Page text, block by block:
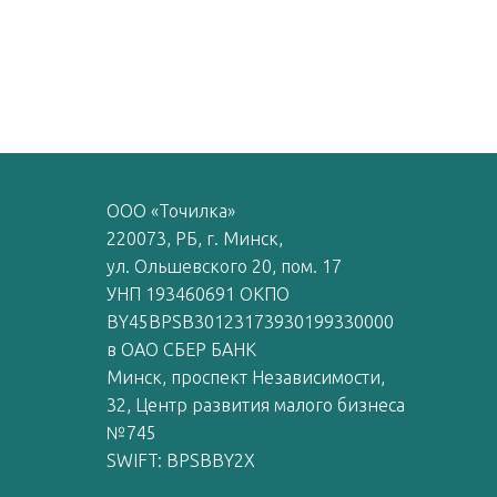
ООО «Точилка»
220073, РБ, г. Минск,
ул. Ольшевского 20, пом. 17
УНП 193460691 ОКПО
BY45BPSB30123173930199330000
в ОАО СБЕР БАНК
Минск, проспект Независимости,
32, Центр развития малого бизнеса
№745
SWIFT: BPSBBY2X